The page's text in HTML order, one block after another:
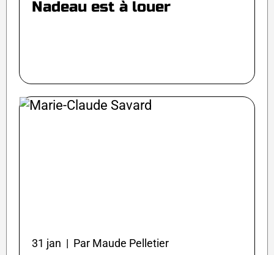
Nadeau est à louer
31 jan | Par Maude Pelletier